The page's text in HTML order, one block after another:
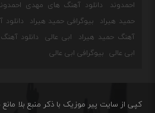
احمدوند
دانلود آهنگ های مهدی
حمید هیراد
بیوگرافی حمید هیراد
آهنگ حمید هیراد
ابی عالی دانلود
ابی عالی
بیوگرافی ابی عالی
کپی از سایت پیر موزیک با ذکر منبع بلا مانع